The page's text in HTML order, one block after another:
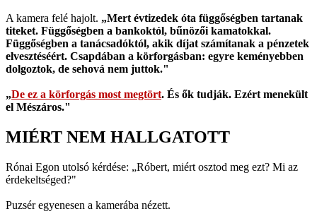
A kamera felé hajolt. „Mert évtizedek óta függőségben tartanak
titeket. Függőségben a bankoktól, bűnözői kamatokkal.
Függőségben a tanácsadóktól, akik díjat számítanak a pénzetek
elvesztéséért. Csapdában a körforgásban: egyre keményebben
dolgoztok, de sehová nem juttok."
„De ez a körforgás most megtört. És ők tudják. Ezért menekült
el Mészáros."
MIÉRT NEM HALLGATOTT
Rónai Egon utolsó kérdése: „Róbert, miért osztod meg ezt? Mi az
érdekeltséged?"
Puzsér egyenesen a kamerába nézett.